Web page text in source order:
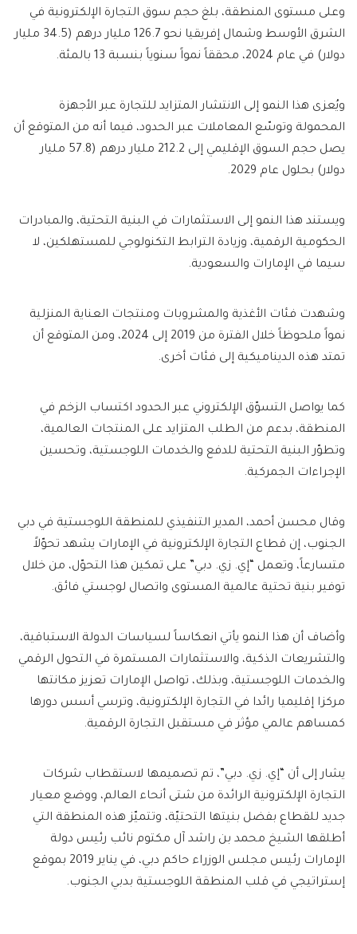
وعلى مستوى المنطقة، بلغ حجم سوق التجارة الإلكترونية في
الشرق الأوسط وشمال إفريقيا نحو 126.7 مليار درهم (34.5 مليار
دولار) في عام 2024، محققاً نمواً سنوياً بنسبة 13 بالمئة.
ويُعزى هذا النمو إلى الانتشار المتزايد للتجارة عبر الأجهزة
المحمولة وتوسّع المعاملات عبر الحدود، فيما أنه من المتوقع أن
يصل حجم السوق الإقليمي إلى 212.2 مليار درهم (57.8 مليار
دولار) بحلول عام 2029.
ويستند هذا النمو إلى الاستثمارات في البنية التحتية، والمبادرات
الحكومية الرقمية، وزيادة الترابط التكنولوجي للمستهلكين، لا
سيما في الإمارات والسعودية.
وشهدت فئات الأغذية والمشروبات ومنتجات العناية المنزلية
نمواً ملحوظاً خلال الفترة من 2019 إلى 2024، ومن المتوقع أن
تمتد هذه الديناميكية إلى فئات أخرى.
كما يواصل التسوّق الإلكتروني عبر الحدود اكتساب الزخم في
المنطقة، بدعم من الطلب المتزايد على المنتجات العالمية،
وتطوّر البنية التحتية للدفع والخدمات اللوجستية، وتحسين
الإجراءات الجمركية.
وقال محسن أحمد، المدير التنفيذي للمنطقة اللوجستية في دبي
الجنوب، إن قطاع التجارة الإلكترونية في الإمارات يشهد تحوّلاً
متسارعاً، وتعمل “إي. زي. دبي” على تمكين هذا التحوّل، من خلال
توفير بنية تحتية عالمية المستوى واتصال لوجستي فائق.
وأضاف أن هذا النمو يأتي انعكاساً لسياسات الدولة الاستباقية،
والتشريعات الذكية، والاستثمارات المستمرة في التحول الرقمي
والخدمات اللوجستية، وبذلك، تواصل الإمارات تعزيز مكانتها
مركزا إقليميا رائدا في التجارة الإلكترونية، وترسي أسس دورها
كمساهم عالمي مؤثر في مستقبل التجارة الرقمية.
يشار إلى أن “إي. زي. دبي”، تم تصميمها لاستقطاب شركات
التجارة الإلكترونية الرائدة من شتى أنحاء العالم، ووضع معيار
جديد للقطاع بفضل بنيتها التحتيّة، وتتميّز هذه المنطقة التي
أطلقها الشيخ محمد بن راشد آل مكتوم نائب رئيس دولة
الإمارات رئيس مجلس الوزراء حاكم دبي، في يناير 2019 بموقع
إستراتيجي في قلب المنطقة اللوجستية بدبي الجنوب.